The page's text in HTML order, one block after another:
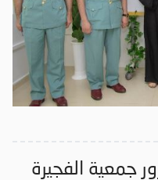
جمعية الفجيرة